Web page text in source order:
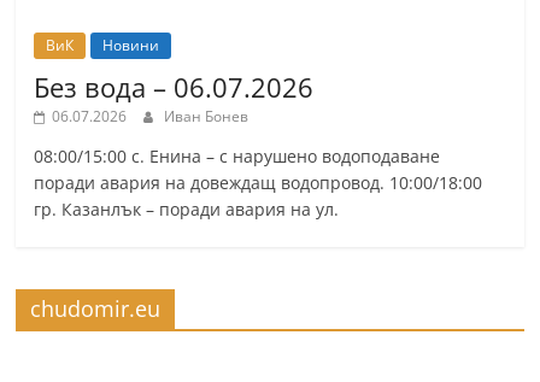
ВиК Новини
Без вода – 06.07.2026
06.07.2026 Иван Бонев
08:00/15:00 с. Енина – с нарушено водоподаване
поради авария на довеждащ водопровод. 10:00/18:00
гр. Казанлък – поради авария на ул.
chudomir.eu